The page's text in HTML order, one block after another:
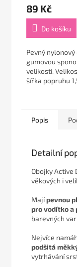
89 Kč
Do košíku
Pevný
gumovou
velikosti.
šířka popruhu
Popis
Detailní
Obojky Active
věkových i
Majípevnou
pro vodítko a
barevných
Nejvíce
podšitá
vytrhávání